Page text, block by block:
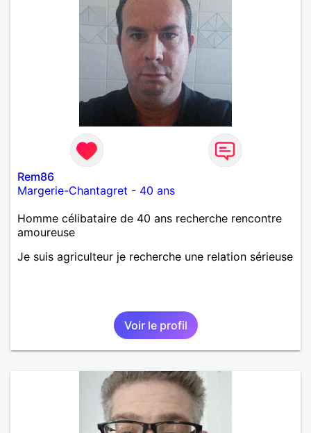
Rem86
Margerie-Chantagret - 40 ans
Homme célibataire de 40 ans recherche rencontre
amoureuse
Je suis agriculteur je recherche une relation sérieuse
Voir le profil